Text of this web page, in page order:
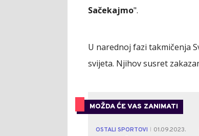
Sačekajmo".
U narednoj fazi takmičenja
svijeta. Njihov susret
MOŽDA ĆE VAS ZANIMATI
OSTALI SPORTOVI
01.09.2023.